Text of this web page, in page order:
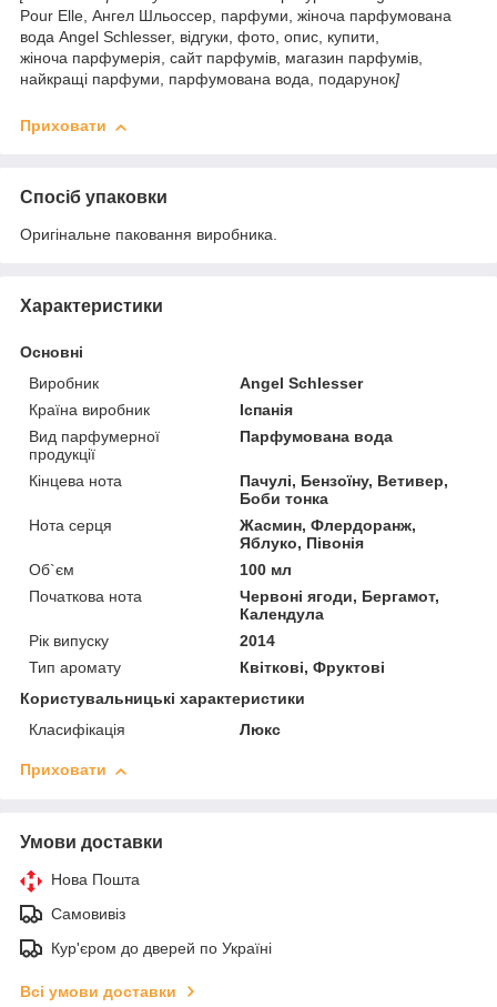
Pour Elle, Ангел Шльоссер, парфуми, жіноча парфумована
вода Angel Schlesser, відгуки, фото, опис, купити,
жіноча парфумерія, сайт парфумів, магазин парфумів,
найкращі парфуми, парфумована вода, подарунок]
Приховати
Спосіб упаковки
Оригінальне паковання виробника.
Характеристики
Основні
Виробник
Angel Schlesser
Країна виробник
Іспанія
Вид парфумерної
продукції
Парфумована вода
Кінцева нота
Пачулі, Бензоїну, Ветивер,
Боби тонка
Нота серця
Жасмин, Флердоранж,
Яблуко, Півонія
Об`єм
100 мл
Початкова нота
Червоні ягоди, Бергамот,
Календула
Рік випуску
2014
Тип аромату
Квіткові, Фруктові
Користувальницькі характеристики
Класифікація
Люкс
Приховати
Умови доставки
Нова Пошта
Самовивіз
Кур'єром до дверей по Україні
Всі умови доставки